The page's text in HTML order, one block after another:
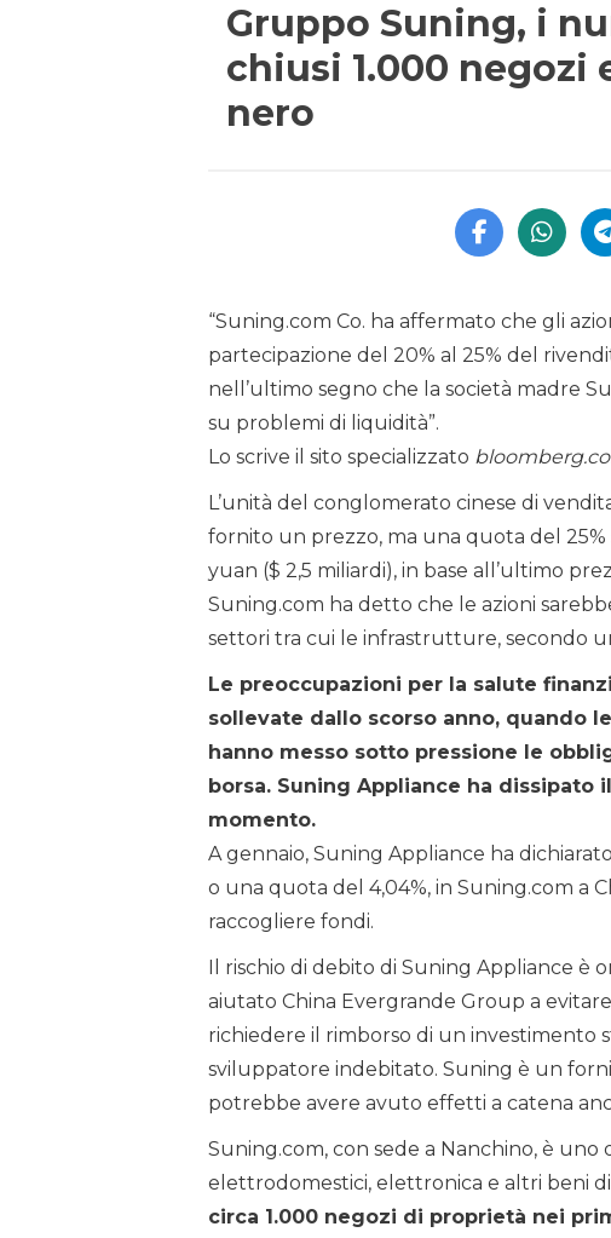
Gruppo Suning, i
chiusi 1.000 negozi
nero
“Suning.com Co. ha affermato che gli
partecipazione del 20% al 25% del
nell’ultimo segno che la società madre
su problemi di liquidità”.
Lo scrive il sito specializzato
L’unità del conglomerato cinese di
fornito un prezzo, ma una quota del 25%
yuan ($ 2,5 miliardi), in base all’ultimo
Suning.com ha detto che le azioni
settori tra cui le infrastrutture, secondo
Le preoccupazioni per la salute
sollevate dallo scorso anno, quando
hanno messo sotto pressione le
borsa. Suning Appliance ha dissipato
momento.
A gennaio, Suning Appliance ha
o una quota del 4,04%, in Suning.com a
raccogliere fondi.
Il rischio di debito di Suning Appliance è
aiutato China Evergrande Group a
richiedere il rimborso di un investimento
sviluppatore indebitato. Suning è un
potrebbe avere avuto effetti a catena
Suning.com, con sede a Nanchino, è uno
elettrodomestici, elettronica e altri beni di
circa 1.000 negozi di proprietà nei